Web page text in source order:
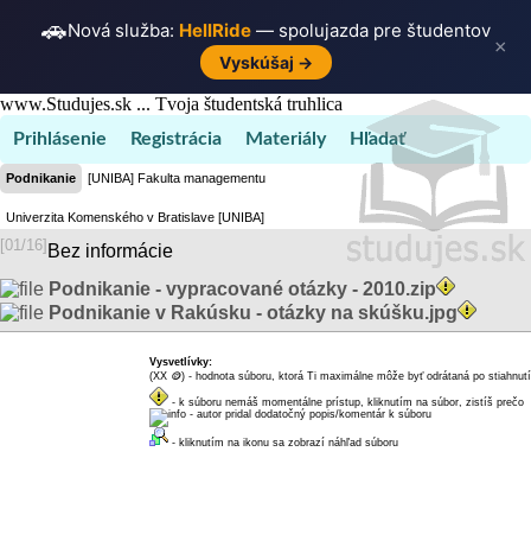
🚗Nová služba: HellRide— spolujazda pre študentov
Vyskúšaj →
×
www.Studujes.sk ... Tvoja študentská truhlica
Prihlásenie Registrácia Materiály Hľadať
Podnikanie [UNIBA] Fakulta managementu
Univerzita Komenského v Bratislave [UNIBA]
[01/16] Bez informácie
Podnikanie - vypracované otázky - 2010.zip
Podnikanie v Rakúsku - otázky na skúšku.jpg
Vysvetlívky:
(XX
dukátikov
🪙) - hodnota súboru, ktorá Ti maximálne môže byť odrátaná po stiahnutí
- k súboru nemáš momentálne prístup, kliknutím na súbor, zistíš prečo
- autor pridal dodatočný popis/komentár k súboru
- kliknutím na ikonu sa zobrazí náhľad súboru